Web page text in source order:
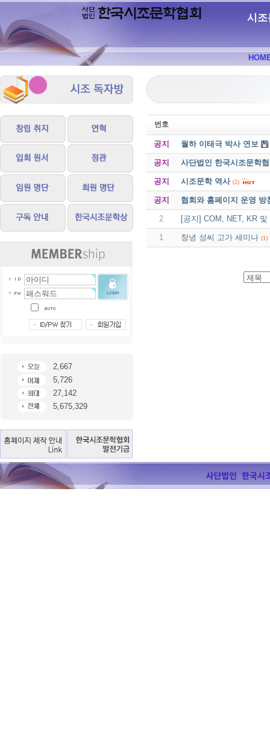
시조
2,667
5,726
27,142
5,675,329
번호
공지 월하 이태극 박사 연보
공지 사단법인 한국시조문학
공지 시조문학 역사 (2)
공지 협회와 홈페이지 운영 방
2 [공지] COM, NET, KR
1 창녕 성씨 고가 세미나 (1)